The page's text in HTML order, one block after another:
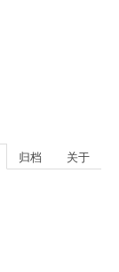
归档 关于